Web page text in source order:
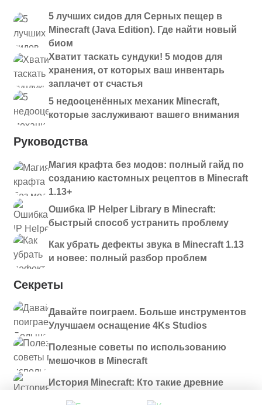
5 лучших сидов для Серных пещер в
Minecraft (Java Edition). Где найти новый
биом
Хватит таскать сундуки! 5 модов для
хранения, от которых ваш инвентарь
заплачет от счастья
5 недооценённых механик Minecraft,
которые заслуживают вашего внимания
Руководства
Магия крафта без модов: полный гайд по
созданию кастомных рецептов в Minecraft
1.13+
Ошибка IP Helper Library в Minecraft:
быстрый способ устранить проблему
Как убрать дефекты звука в Minecraft 1.13
и новее: полный разбор проблем
Секреты
Давайте поиграем. Больше инструментов
Улучшаем оснащение 4Ks Studios
Полезные советы по использованию
мешочков в Minecraft
История Minecraft: Кто такие древние